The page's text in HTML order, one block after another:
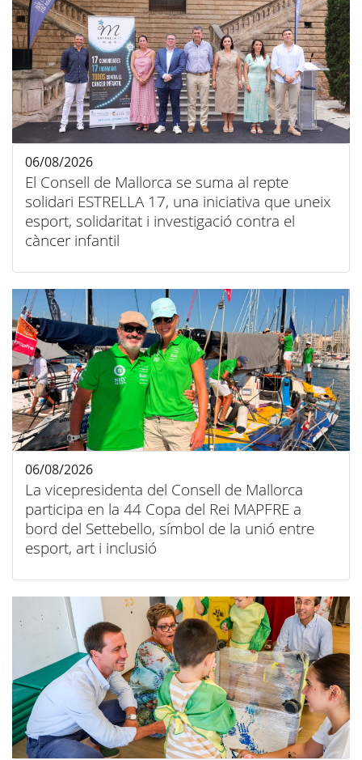
El Consell de Mallorca se suma al repte
solidari ESTRELLA 17, una iniciativa que uneix
esport, solidaritat i investigació contra el
càncer infantil
06/08/2026
La vicepresidenta del Consell de Mallorca
participa en la 44 Copa del Rei MAPFRE a
bord del Settebello, símbol de la unió entre
esport, art i inclusió
06/08/2026